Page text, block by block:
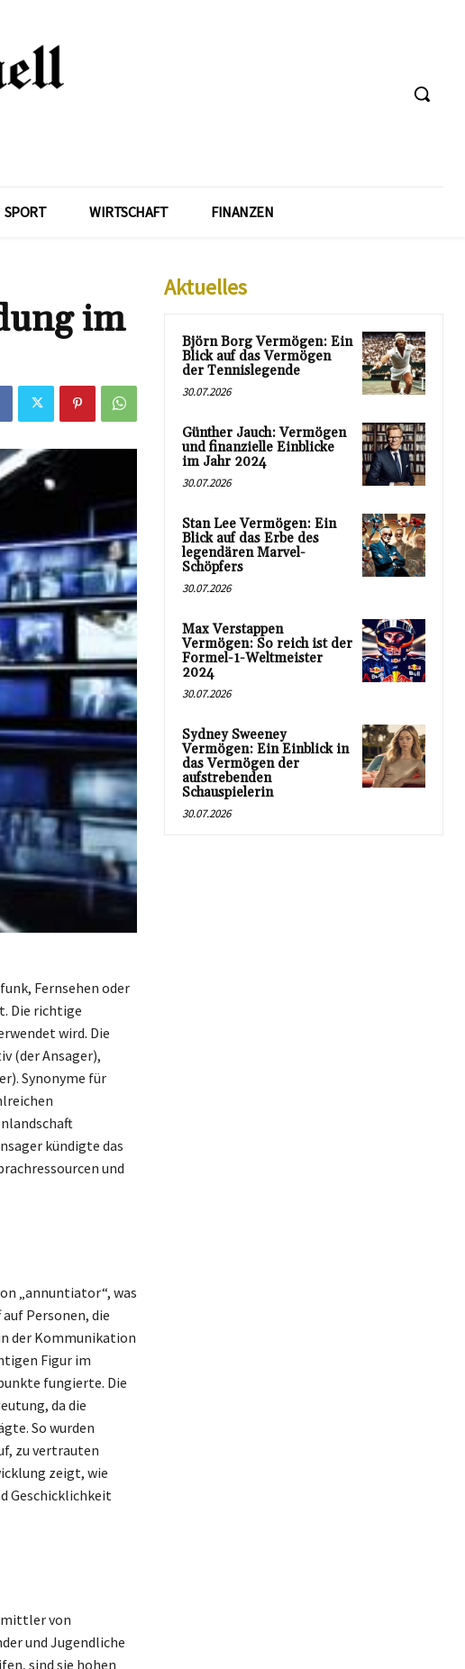
SPORT WIRTSCHAFT FINANZEN
im
Fernsehen oder
Die richtige
wird. Die
(der Ansager),
Synonyme für
kündigte das
und
„annuntiator“, was
Personen, die
der Kommunikation
Figur im
fungierte. Die
da die
So wurden
zu vertrauten
zeigt, wie
Geschicklichkeit
von
und Jugendliche
sind sie hohen
Aktuelles
Björn Borg Vermögen: Ein
Blick auf das Vermögen
der Tennislegende
30.07.2026
Günther Jauch: Vermögen
und finanzielle Einblicke
im Jahr 2024
30.07.2026
Stan Lee Vermögen: Ein
Blick auf das Erbe des
legendären Marvel-
Schöpfers
30.07.2026
Max Verstappen
Vermögen: So reich ist der
Formel-1-Weltmeister
2024
30.07.2026
Sydney Sweeney
Vermögen: Ein Einblick in
das Vermögen der
aufstrebenden
Schauspielerin
30.07.2026